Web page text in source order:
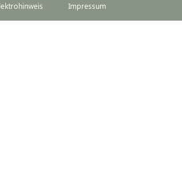
Impressum